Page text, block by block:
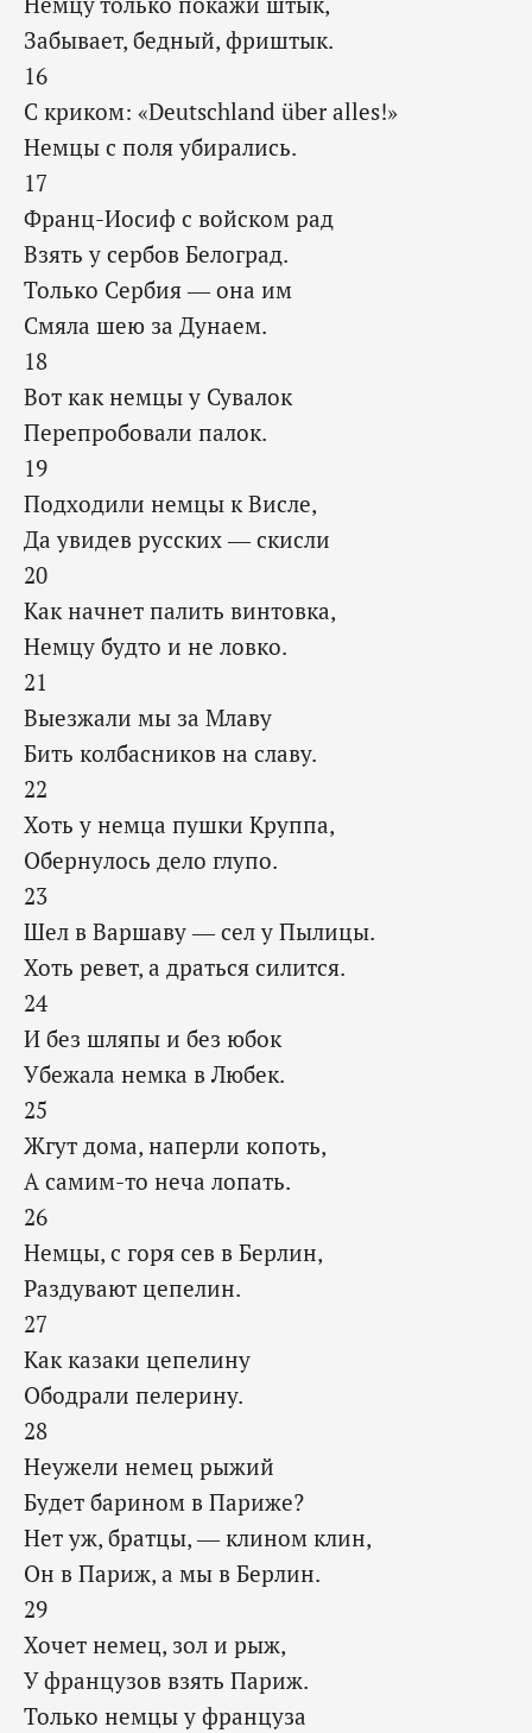
Забывает, бедный, фриштык.
16
С криком: «Deutschland über alles!»
Немцы с поля убирались.
17
Франц-Иосиф с войском рад
Взять у сербов Белоград.
Только Сербия — она им
Смяла шею за Дунаем.
18
Вот как немцы у Сувалок
Перепробовали палок.
19
Подходили немцы к Висле,
Да увидев русских — скисли
20
Как начнет палить винтовка,
Немцу будто и не ловко.
21
Выезжали мы за Млаву
Бить колбасников на славу.
22
Хоть у немца пушки Круппа,
Обернулось дело глупо.
23
Шел в Варшаву — сел у Пылицы.
Хоть ревет, а драться силится.
24
И без шляпы и без юбок
Убежала немка в Любек.
25
Жгут дома, наперли копоть,
А самим-то неча лопать.
26
Немцы, с горя сев в Берлин,
Раздувают цепелин.
27
Как казаки цепелину
Ободрали пелерину.
28
Неужели немец рыжий
Будет барином в Париже?
Нет уж, братцы, — клином клин,
Он в Париж, а мы в Берлин.
29
Хочет немец, зол и рыж,
У французов взять Париж.
Только немцы у француза